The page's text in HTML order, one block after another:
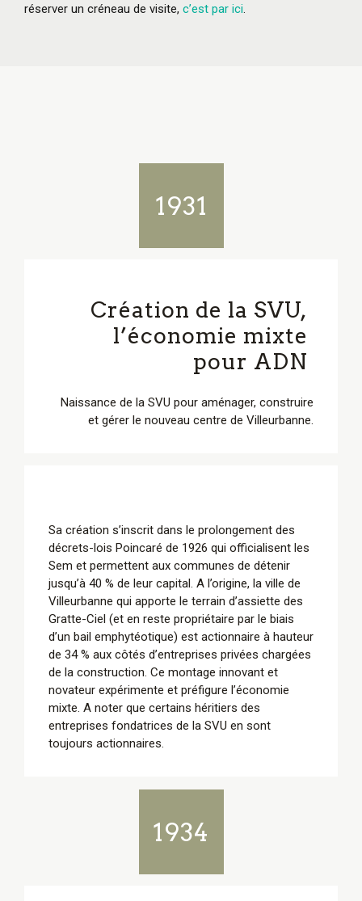
réserver un créneau de visite, c’est par ici.
1931
Création de la SVU,
l’économie mixte
pour ADN
Naissance de la SVU pour aménager, construire
et gérer le nouveau centre de Villeurbanne.
Sa création s’inscrit dans le prolongement des
décrets-lois Poincaré de 1926 qui officialisent les
Sem et permettent aux communes de détenir
jusqu’à 40 % de leur capital. A l’origine, la ville de
Villeurbanne qui apporte le terrain d’assiette des
Gratte-Ciel (et en reste propriétaire par le biais
d’un bail emphytéotique) est actionnaire à hauteur
de 34 % aux côtés d’entreprises privées chargées
de la construction. Ce montage innovant et
novateur expérimente et préfigure l’économie
mixte. A noter que certains héritiers des
entreprises fondatrices de la SVU en sont
toujours actionnaires.
1934